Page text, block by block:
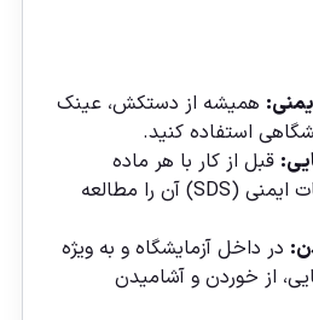
همیشه از دستکش، عینک
استفاده کنید.
قبل از کار با هر ماده
شیمیایی، برگه اطلاعات ایمنی (SDS) آن را مطالعه
در داخل آزمایشگاه و به ویژه
از خوردن و آشامیدن